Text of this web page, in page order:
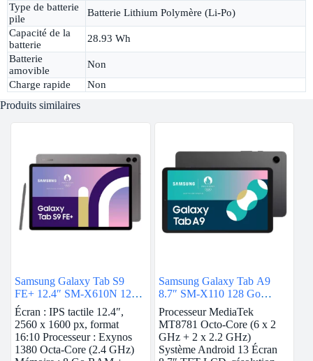
Type de batterie
pile
Batterie Lithium Polymère (Li-Po)
Capacité de la
batterie
28.93 Wh
Batterie
amovible
Non
Charge rapide
Non
Produits similaires
Samsung Galaxy Tab S9
FE+ 12.4″ SM-X610N 128
Go Anthracite
Écran : IPS tactile 12.4″,
2560 x 1600 px, format
16:10 Processeur : Exynos
1380 Octa-Core (2.4 GHz)
Samsung Galaxy Tab A9
8.7″ SM-X110 128 Go
Graphite 4G
Processeur MediaTek
MT8781 Octo-Core (6 x 2
GHz + 2 x 2.2 GHz)
Système Android 13 Écran